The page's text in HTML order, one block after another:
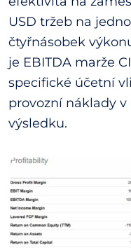
USD tržeb na
čtyřnásobek
je EBITDA marže
specifické účetní
provozní náklady
výsledku.